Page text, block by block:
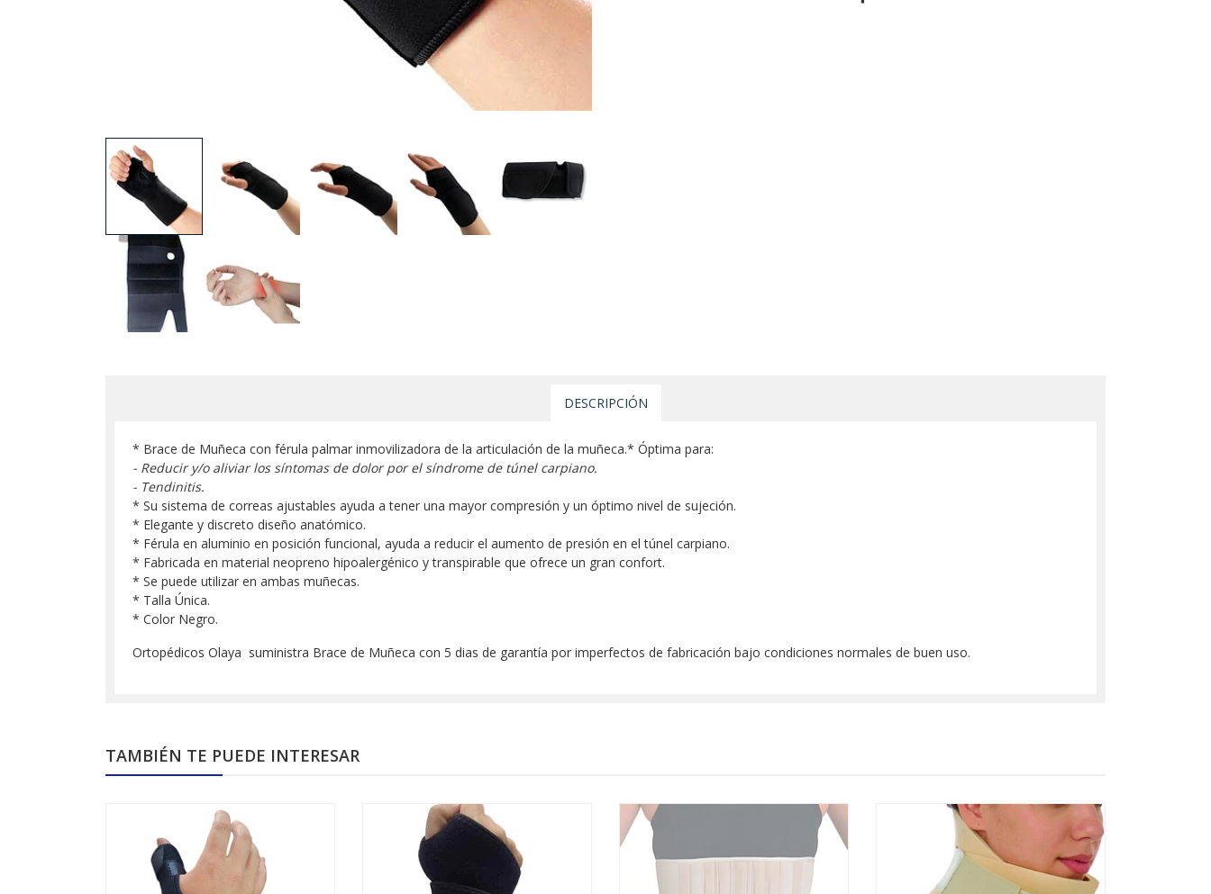
DESCRIPCIÓN
* Brace de Muñeca con férula palmar inmovilizadora de la articulación de la muñeca.* Óptima para:
- Reducir y/o aliviar los síntomas de dolor por el síndrome de túnel carpiano.
- Tendinitis.
* Su sistema de correas ajustables ayuda a tener una mayor compresión y un óptimo nivel de sujeción.
* Elegante y discreto diseño anatómico.
* Férula en aluminio en posición funcional, ayuda a reducir el aumento de presión en el túnel carpiano.
* Fabricada en material neopreno hipoalergénico y transpirable que ofrece un gran confort.
* Se puede utilizar en ambas muñecas.
* Talla Única.
* Color Negro.
Ortopédicos Olaya suministra Brace de Muñeca con 5 dias de garantía por imperfectos de fabricación bajo condiciones normales de buen uso.
TAMBIÉN TE PUEDE INTERESAR